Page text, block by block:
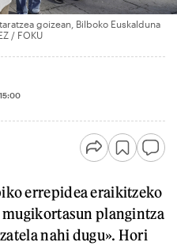
goizean, Bilboko Euskalduna
/ FOKU
15:00
errepidea eraikitzeko
plangintza
nahi dugu». Hori